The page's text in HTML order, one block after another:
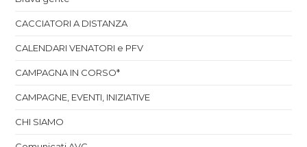
CACCIATORI A DISTANZA
CALENDARI VENATORI e PFV
CAMPAGNA IN CORSO*
CAMPAGNE, EVENTI, INIZIATIVE
CHI SIAMO